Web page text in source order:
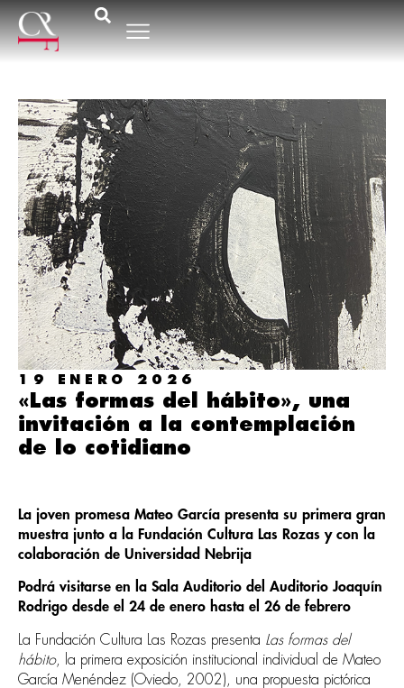
19 ENERO 2026
«Las formas del hábito», una
invitación a la contemplación
de lo cotidiano
La joven promesa Mateo García presenta su primera gran
muestra junto a la Fundación Cultura Las Rozas y con la
colaboración de Universidad Nebrija
Podrá visitarse en la Sala Auditorio del Auditorio Joaquín
Rodrigo desde el 24 de enero hasta el 26 de febrero
La Fundación Cultura Las Rozas presenta Las formas del
hábito, la primera exposición institucional individual de Mateo
García Menéndez (Oviedo, 2002), una propuesta pictórica